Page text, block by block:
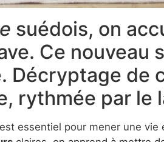
suédois, on
Ce nouveau
Décryptage de
rythmée par le
essentiel pour mener une vie